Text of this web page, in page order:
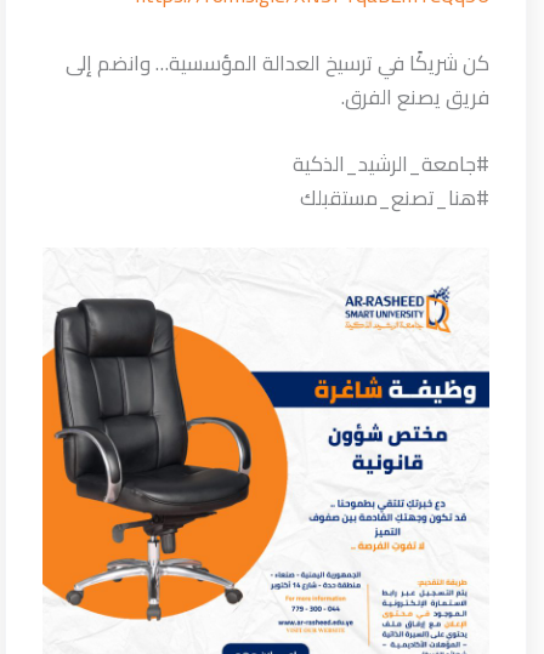
كن شريكًا في ترسيخ العدالة المؤسسية… وانضم إلى
فريق يصنع الفرق.
#جامعة_الرشيد_الذكية
#هنا_تصنع_مستقبلك